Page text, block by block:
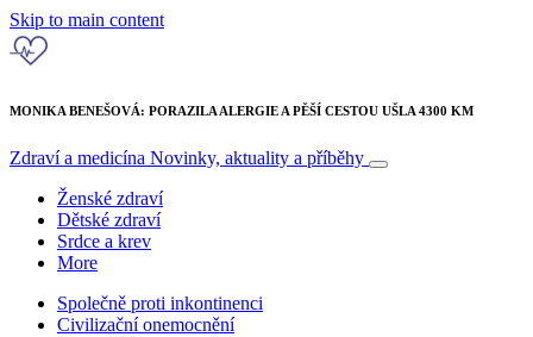
Skip to main content
MONIKA BENEŠOVÁ: PORAZILA ALERGIE A PĚŠÍ CESTOU UŠLA 4300 KM
Zdraví a medicína Novinky, aktuality a příběhy
Ženské zdraví
Dětské zdraví
Srdce a krev
More
Společně proti inkontinenci
Civilizační onemocnění